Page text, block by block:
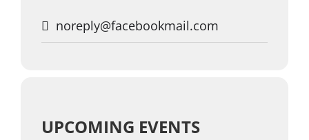
noreply@facebookmail.com
UPCOMING EVENTS